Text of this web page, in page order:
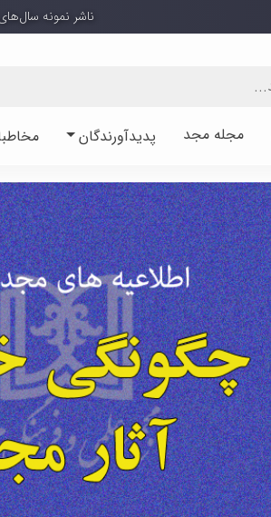
ناشر نمونه سال‌های ۱۳۹۳ و ۱۳۹۴ و ۱۳۹۷ جمهوری اسلامی
مجله مجد پدیدآورندگان